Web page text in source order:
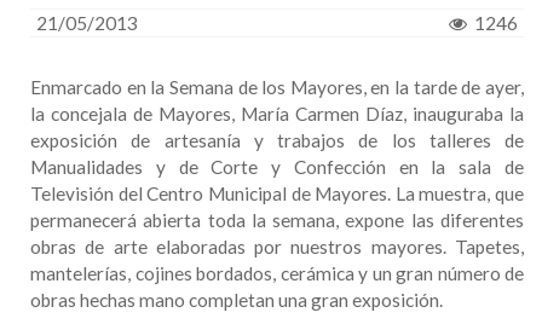
21/05/2013 1246
Enmarcado en la Semana de los Mayores, en la tarde de ayer,
la concejala de Mayores, María Carmen Díaz, inauguraba la
exposición de artesanía y trabajos de los talleres de
Manualidades y de Corte y Confección en la sala de
Televisión del Centro Municipal de Mayores. La muestra, que
permanecerá abierta toda la semana, expone las diferentes
obras de arte elaboradas por nuestros mayores. Tapetes,
mantelerías, cojines bordados, cerámica y un gran número de
obras hechas mano completan una gran exposición.